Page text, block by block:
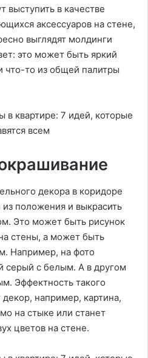
выступить в качестве
аксессуаров на стене,
выглядят молдинги
это может быть яркий
что-то из общей палитры
декора в коридоре
положения и выкрасить
Это может быть рисунок
стены, а может быть
Например, на фото
серый с белым. А в другом
Эффектность такого
например, картина,
на стыке или станет
цветов на стене.